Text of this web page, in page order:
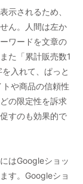
示されるため、
ん。人間は左か
ワードを文章の
た「累計販売数1
入れて、ぱっと
や商品の信頼性
の限定性を訴求
すのも効果的で
はGoogleショッ
す。Googleショ